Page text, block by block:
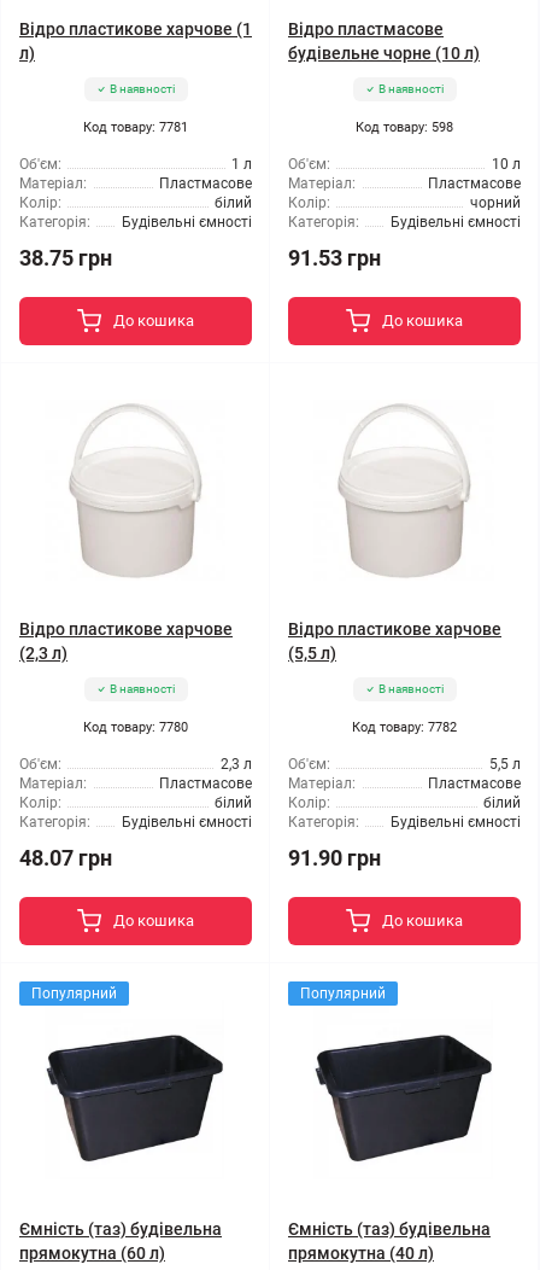
Відро пластикове харчове (1
л)
В наявності
Код товару: 7781
Об'єм:
1 л
Матеріал:
Пластмасове
Колір:
білий
Категорія:
Будівельні ємності
38.75 грн
До кошика
Відро пластмасове
будівельне чорне (10 л)
В наявності
Код товару: 598
Об'єм:
10 л
Матеріал:
Пластмасове
Колір:
чорний
Категорія:
Будівельні ємності
91.53 грн
До кошика
Відро пластикове харчове
(2,3 л)
В наявності
Код товару: 7780
Об'єм:
2,3 л
Матеріал:
Пластмасове
Колір:
білий
Категорія:
Будівельні ємності
48.07 грн
До кошика
Відро пластикове харчове
(5,5 л)
В наявності
Код товару: 7782
Об'єм:
5,5 л
Матеріал:
Пластмасове
Колір:
білий
Категорія:
Будівельні ємності
91.90 грн
До кошика
Популярний
Ємність (таз) будівельна
прямокутна (60 л)
Популярний
Ємність (таз) будівельна
прямокутна (40 л)